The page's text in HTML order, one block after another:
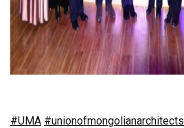
#UMA #unionofmongolianarchitects